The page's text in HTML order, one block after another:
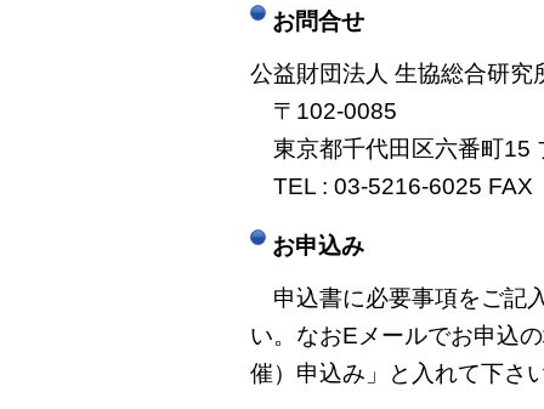
お問合せ
公益財団法人 生協総合研
〒102-0085
東京都千代田区六番町15
TEL : 03-5216-6025
お申込み
申込書に必要事項をご記
い。なおEメールでお申込
催）申込み」と入れて下さ